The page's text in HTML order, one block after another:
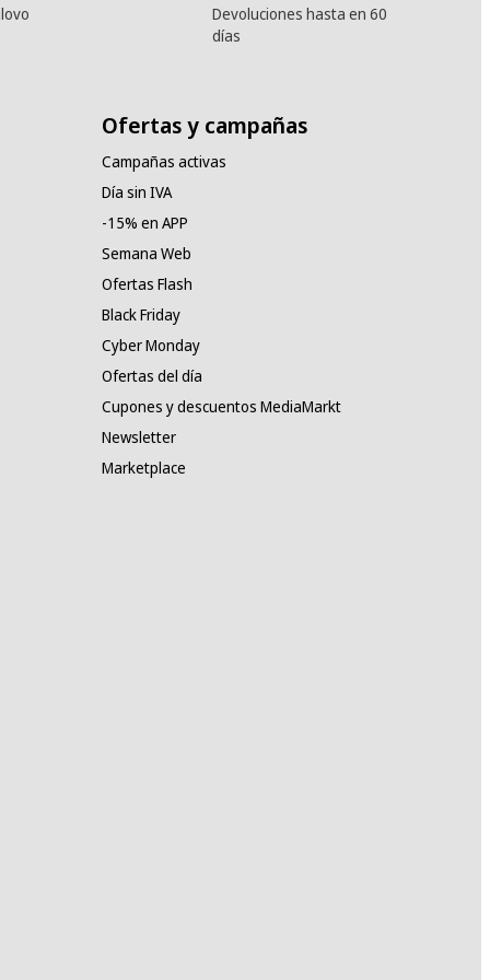
Devoluciones hasta en 60
días
Ofertas y campañas
Campañas activas
Día sin IVA
-15% en APP
Semana Web
Ofertas Flash
Black Friday
Cyber Monday
Ofertas del día
Cupones y descuentos MediaMarkt
Newsletter
Marketplace